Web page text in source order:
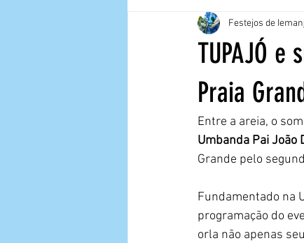
TUPAJÓ
Praia
Festejos de
Entre a areia, o
Umbanda Pai João
Grande pelo
Fundamentado na
programação do
orla não apenas